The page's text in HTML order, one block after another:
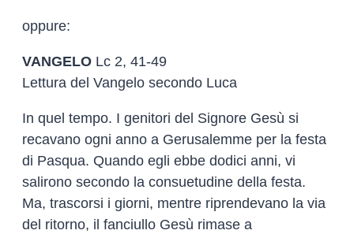
oppure:
VANGELO Lc 2, 41-49
Lettura del Vangelo secondo Luca
In quel tempo. I genitori del Signore Gesù si
recavano ogni anno a Gerusalemme per la festa
di Pasqua. Quando egli ebbe dodici anni, vi
salirono secondo la consuetudine della festa.
Ma, trascorsi i giorni, mentre riprendevano la via
del ritorno, il fanciullo Gesù rimase a